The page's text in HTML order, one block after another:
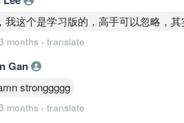
翻身股，不是趋势成熟股
转成立 + 第一波拉升已完成
1.6 → 1.9
在0轴下但拐头向上
回升
我这个是学习版的，高手可以忽略，
months · translate
Gan
stronggggg
months · translate